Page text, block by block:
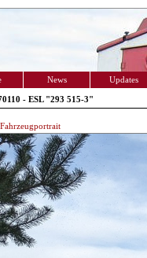
News Updates
- ESL "293 515-3"